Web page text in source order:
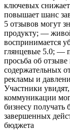
ключевых
повышает шанс
5 отзывов могут
продукту; —
воспринимается
глянцевые 5.0; —
просьба об
содержательных
рекламы и
Участники
коммуникации
бизнесу получать
завершенных
бюджета